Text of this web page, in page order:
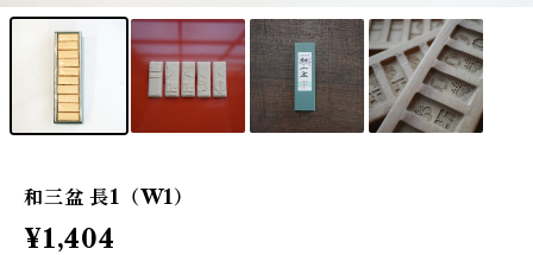
和三盆 長1（W1）
¥1,404